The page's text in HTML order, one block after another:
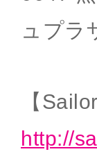
ュプラ
【
http://